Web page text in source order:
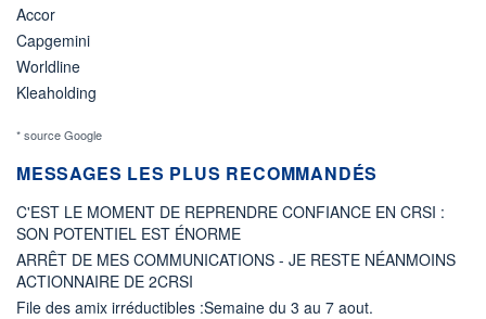
Accor
Capgemini
Worldline
Kleaholding
* source Google
MESSAGES LES PLUS RECOMMANDÉS
C'EST LE MOMENT DE REPRENDRE CONFIANCE EN CRSI :
SON POTENTIEL EST ÉNORME
ARRÊT DE MES COMMUNICATIONS - JE RESTE NÉANMOINS
ACTIONNAIRE DE 2CRSI
File des amix irréductibles :Semaine du 3 au 7 aout.